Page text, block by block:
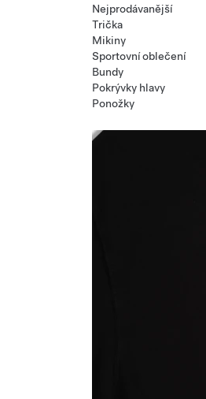
Nejprodávanější
Trička
Mikiny
Sportovní oblečení
Bundy
Pokrývky hlavy
Ponožky